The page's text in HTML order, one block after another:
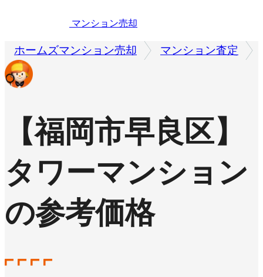
マンション売却
ホームズマンション売却 マンション査定
【福岡市早良区】
タワーマンション
の参考価格